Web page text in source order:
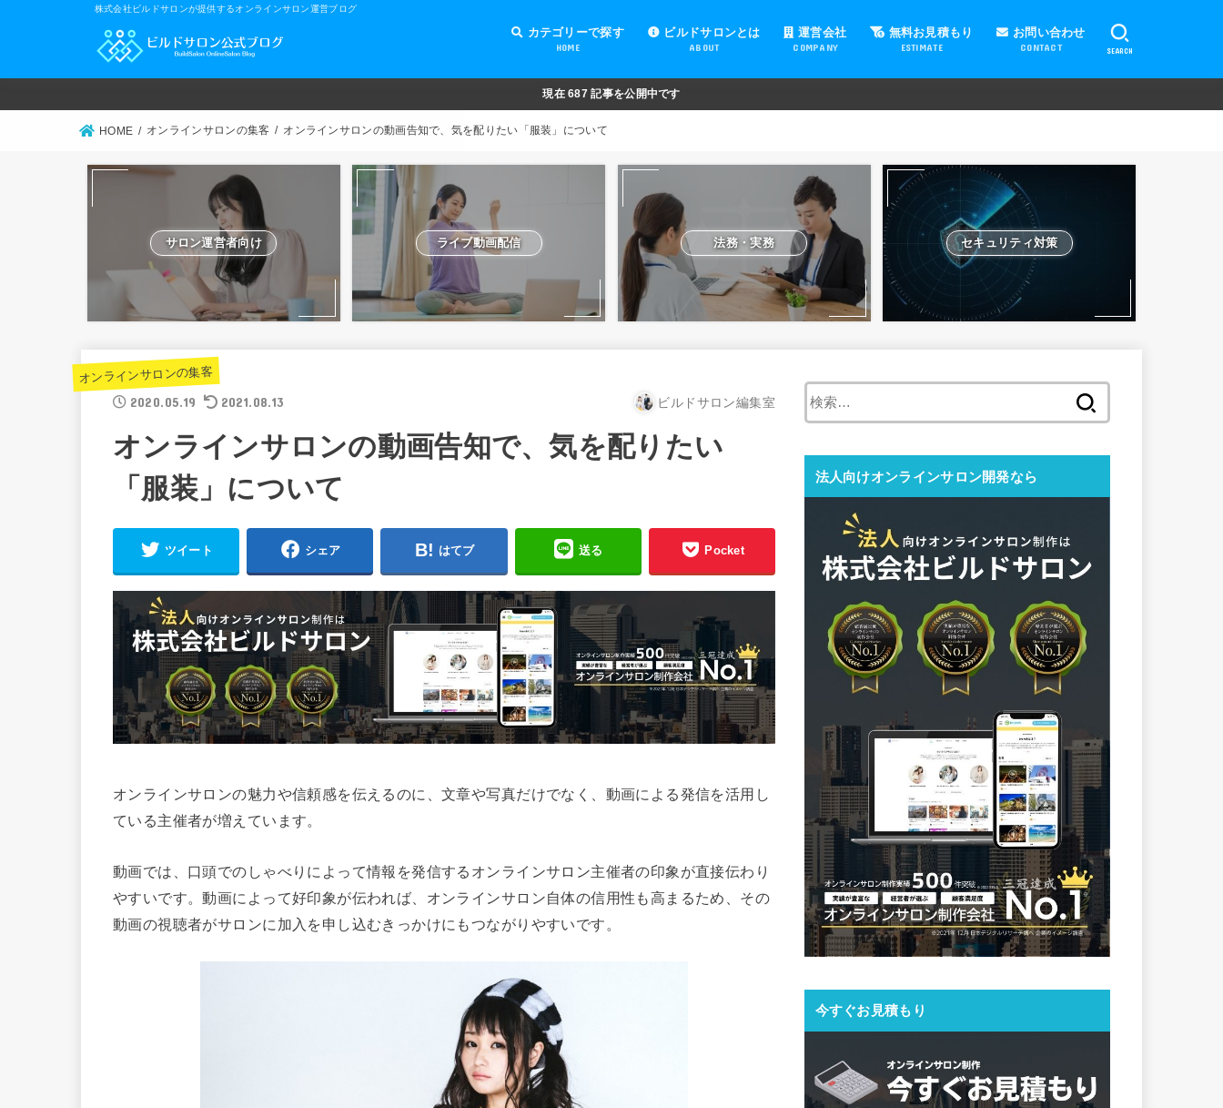
株式会社ビルドサロンが提供するオンラインサロン運営ブログ
カテゴリーで探す
HOME
オンラインサロンの運営
オンラインサロンの集客
オンラインサロンの紹介
オンラインサロンの活用
法務・実務
ライブ動画配信
動画制作・編集
セキュリティ対策
Facebook運営
会費設定
オンラインサロンの開設準備
道具・機材紹介と解説
NFT
ビルドサロンとは
ABOUT
運営会社
COMPANY
無料お見積もり
ESTIMATE
お問い合わせ
CONTACT SEARCH
現在687 記事を公開中です
HOME オンラインサロンの集客 オンラインサロンの動画告知で、気を配りたい「服装」について
サロン運営者向け ライブ動画配信 法務・実務 セキュリティ対策
オンラインサロンの集客
2020.05.19 2021.08.13 ビルドサロン編集室
オンラインサロンの動画告知で、気を配りたい
「服装」について
ツイート シェア はてブ 送る Pocket
オンラインサロンの魅力や信頼感を伝えるのに、文章や写真だけでなく、動画による発信を活用し
ている主催者が増えています。
動画では、口頭でのしゃべりによって情報を発信するオンラインサロン主催者の印象が直接伝わり
やすいです。動画によって好印象が伝われば、オンラインサロン自体の信用性も高まるため、その
動画の視聴者がサロンに加入を申し込むきっかけにもつながりやすいです。
法人向けオンラインサロン開発なら
今すぐお見積もり